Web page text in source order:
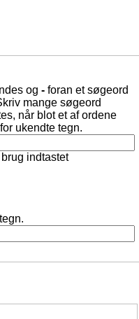
og - foran et søgeord
mange søgeord
når blot et af ordene
ukendte tegn.
indtastet